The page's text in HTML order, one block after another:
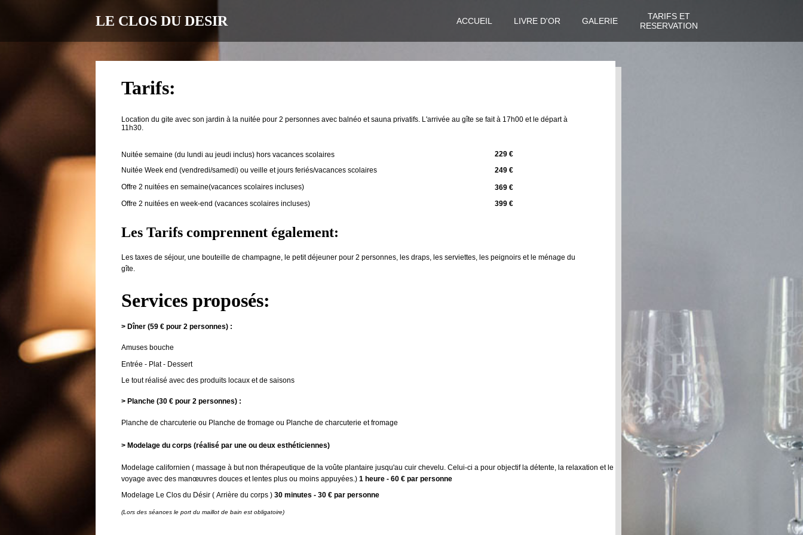
LE CLOS DU DESIR
TARIFS ET
RESERVATION
GALERIE
LIVRE D'OR
ACCUEIL
Tarifs:
Location du gite avec son jardin à la nuitée pour 2 personnes avec balnéo et sauna privatifs. L'arrivée au gîte se fait à 17h00 et le départ à
11h30.
Nuitée semaine (du lundi au jeudi inclus) hors vacances scolaires
229 €
Nuitée Week end (vendredi/samedi) ou veille et jours feriés/vacances scolaires
249 €
Offre 2 nuitées en semaine(vacances scolaires incluses)
369 €
Offre 2 nuitées en week-end (vacances scolaires incluses)
399 €
Les Tarifs comprennent également:
Les taxes de séjour, une bouteille de champagne, le petit déjeuner pour 2 personnes, les draps, les serviettes, les peignoirs et le ménage du
gîte.
Services proposés:
> Dîner (59 € pour 2 personnes) :
Amuses bouche
Entrée - Plat - Dessert
Le tout réalisé avec des produits locaux et de saisons
> Planche (30 € pour 2 personnes) :
Planche de charcuterie ou Planche de fromage ou Planche de charcuterie et fromage
> Modelage du corps (réalisé par une ou deux esthéticiennes)
Modelage californien ( massage à but non thérapeutique de la voûte plantaire jusqu'au cuir chevelu. Celui-ci a pour objectif la détente, la relaxation et le
voyage avec des manœuvres douces et lentes plus ou moins appuyées.)1 heure - 60 € par personne
Modelage Le Clos du Désir ( Arrière du corps )30 minutes - 30 € par personne
(Lors des séances le port du maillot de bain est obligatoire)